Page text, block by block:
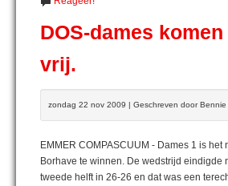
DOS-dames
vrij.
zondag 22 nov 2009 | Geschreven door Bennie
EMMER COMPASCUUM - Dames 1 is het
Borhave te winnen. De wedstrijd eindigde
tweede helft in 26-26 en dat was een